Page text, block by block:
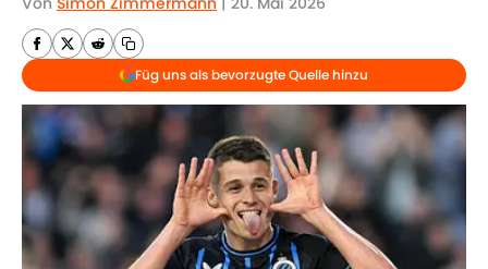
Füg uns als bevorzugte Quelle hinzu